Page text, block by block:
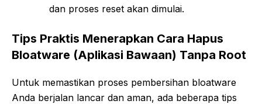
dan proses reset akan dimulai.
Tips Praktis Menerapkan Cara Hapus
Bloatware (Aplikasi Bawaan) Tanpa Root
Untuk memastikan proses pembersihan bloatware
Anda berjalan lancar dan aman, ada beberapa tips